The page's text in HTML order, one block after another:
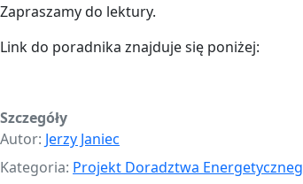
Zapraszamy do lektury.
Link do poradnika znajduje się poniżej:
Szczegóły
Autor: Jerzy Janiec
Kategoria: Projekt Doradztwa